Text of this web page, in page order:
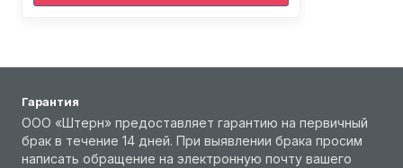
Гарантия
ООО «Штерн» предоставляет гарантию на первичный
брак в течение 14 дней. При выявлении брака просим
написать обращение на электронную почту вашего